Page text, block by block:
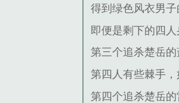
得到绿色风衣男
即便是剩下的四
第三个追杀楚岳的
第四人有些棘手
第四个追杀楚岳的